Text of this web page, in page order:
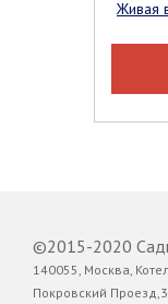
Живая вода для плодовых и ягодных
©2015-2020
140055, Москва,
Покровский Проезд,3